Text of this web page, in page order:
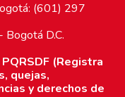
(601) 297
D.C.
PQRSDF (Registra
quejas,
y derechos de